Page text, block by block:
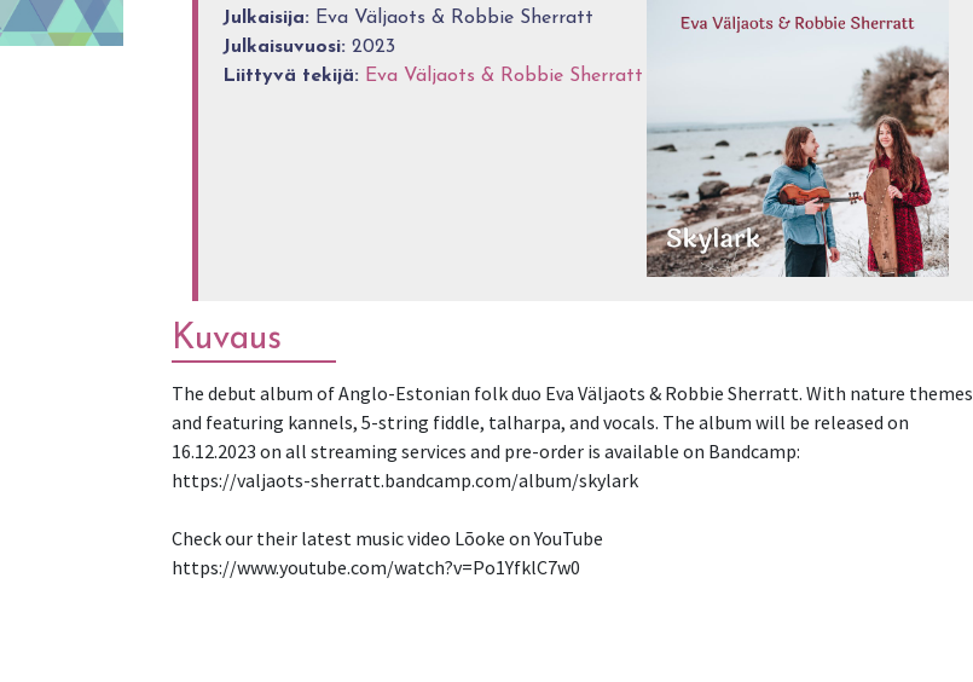
Julkaisija: Eva Väljaots & Robbie Sherratt
Julkaisuvuosi: 2023
Liittyvä tekijä: Eva Väljaots & Robbie Sherratt
Kuvaus
The debut album of Anglo-Estonian folk duo Eva Väljaots & Robbie Sherratt. With nature themes
and featuring kannels, 5-string fiddle, talharpa, and vocals. The album will be released on
16.12.2023 on all streaming services and pre-order is available on Bandcamp:
https://valjaots-sherratt.bandcamp.com/album/skylark
Check our their latest music video Lõoke on YouTube
https://www.youtube.com/watch?v=Po1YfklC7w0